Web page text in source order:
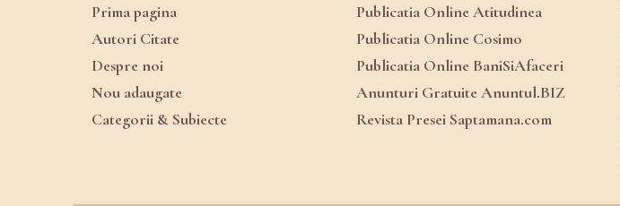
Prima pagina
Autori Citate
Despre noi
Nou adaugate
Categorii & Subiecte
Publicatia Online Atitudinea
Publicatia Online Cosimo
Publicatia Online BaniSiAfaceri
Anunturi Gratuite Anuntul.BIZ
Revista Presei Saptamana.com